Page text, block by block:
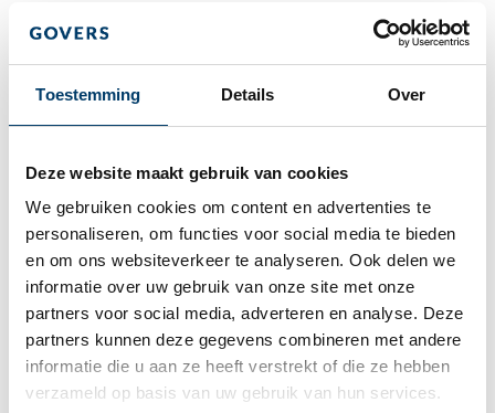
Toestemming Details Over
Deze website maakt gebruik van cookies
We gebruiken cookies om content en advertenties te
personaliseren, om functies voor social media te bieden
en om ons websiteverkeer te analyseren. Ook delen we
informatie over uw gebruik van onze site met onze
partners voor social media, adverteren en analyse. Deze
partners kunnen deze gegevens combineren met andere
informatie die u aan ze heeft verstrekt of die ze hebben
verzameld op basis van uw gebruik van hun services.
plaatsvinden.
Er lopen aanvullende onderzoeken, onder andere
activiteiten, steward ownership, geven uit de
vennootschap en de evaluatie van de giftenaftrek.
De kamerbrief van 1 juni 2026 geeft verdere
verduidelijkingen voor ANBI’s. Met name de
bestedingsplicht en de regels rondom steun aan niet-
ANBI’s zijn relevante aandachtspunten voor ANBI’s.